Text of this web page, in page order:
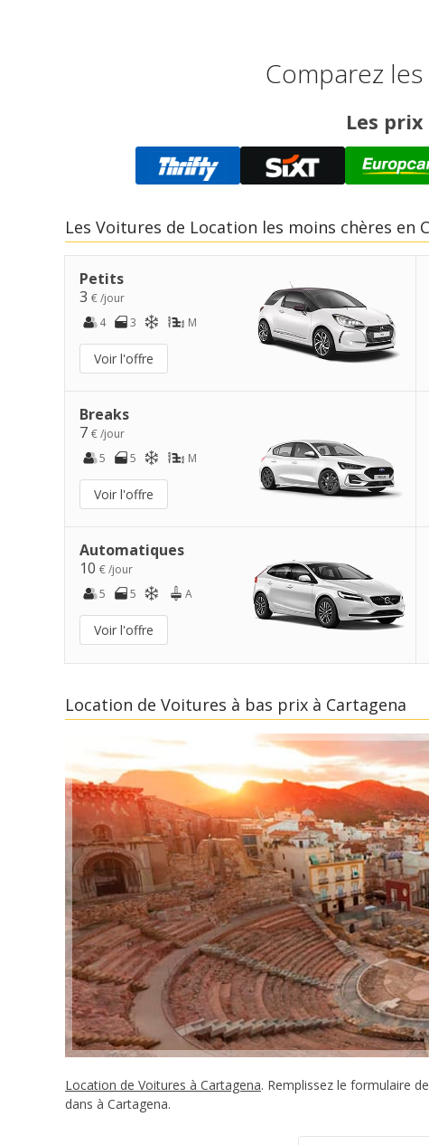
Comparez
Les
Les Voitures de Location les moins chères en
Petits
3 € /jour
4
3 M
Voir l'offre
Breaks
7 € /jour
5
5 M
Voir l'offre
Automatiques
10 € /jour
5
5 A
Voir l'offre
Location de Voitures à bas prix à Cartagena
Location de Voitures à Cartagena. Remplissez le formulaire
dans à Cartagena.